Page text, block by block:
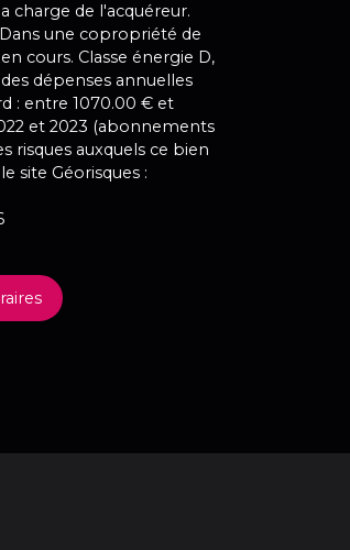
charge de l'acquéreur.
une copropriété de
cours. Classe énergie D,
dépenses annuelles
: entre 1070.00 € et
et 2023 (abonnements
risques auxquels ce bien
site Géorisques :